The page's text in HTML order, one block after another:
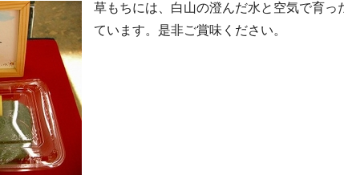
草もちには、白山の澄んだ水と空気で育っ
ています。是非ご賞味ください。